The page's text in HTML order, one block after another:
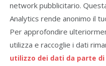
network pubblicitario.
Analytics rende anonimo il
Per approfondire
utilizza e raccoglie i dati
utilizzo dei dati da parte